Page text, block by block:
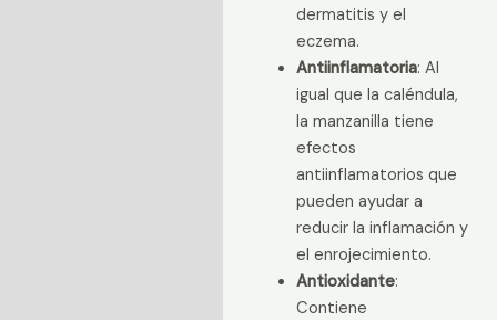
dermatitis y el
eczema.
Antiinflamatoria: Al
igual que la caléndula,
la manzanilla tiene
efectos
antiinflamatorios que
pueden ayudar a
reducir la inflamación y
el enrojecimiento.
Antioxidante:
Contiene